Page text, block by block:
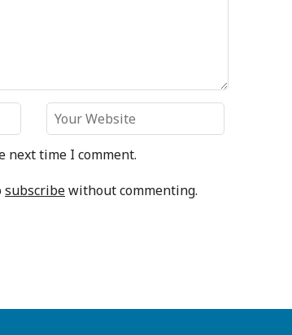
next time I comment.
subscribewithout commenting.